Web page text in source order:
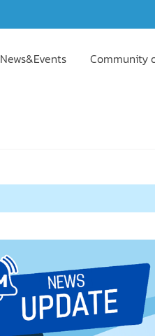
News&Events Community